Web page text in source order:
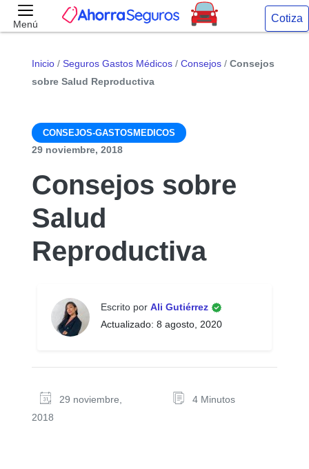
Menú Cotiza
Inicio / Seguros Gastos Médicos / Consejos / Consejos
sobre Salud Reproductiva
CONSEJOS-GASTOSMEDICOS
29 noviembre, 2018
Consejos sobre
Salud
Reproductiva
Escrito por Ali Gutiérrez
Actualizado: 8 agosto, 2020
29 noviembre,
2018
4 Minutos